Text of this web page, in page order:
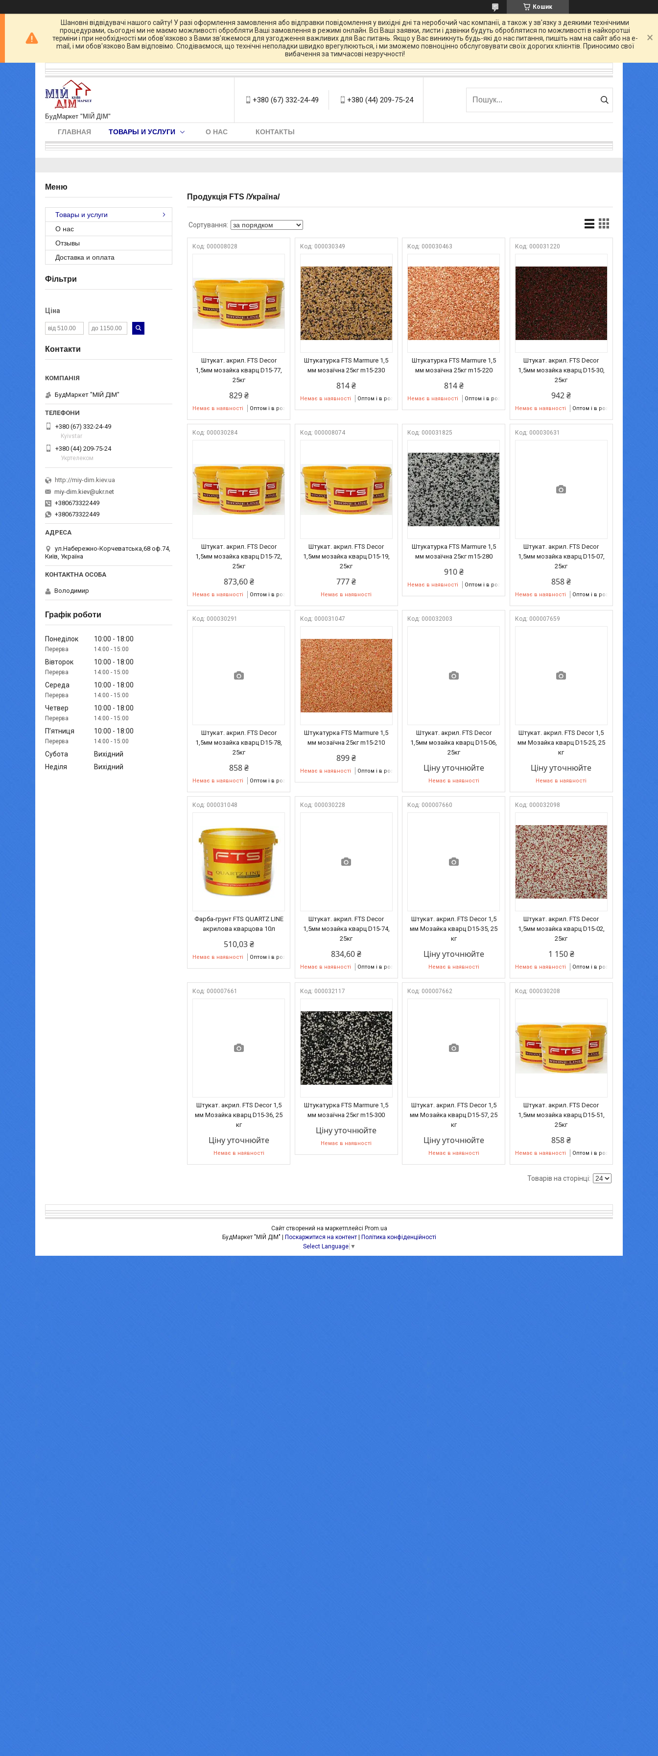
Кошик
Шановні відвідувачі нашого сайту! У разі оформлення замовлення або відправки повідомлення у вихідні дні та неробочий час компанії, а також у зв'язку з деякими технічними
процедурами, сьогодні ми не маємо можливості обробляти Ваші замовлення в режимі онлайн. Всі Ваші заявки, листи і дзвінки будуть оброблятися по можливості в найкоротші
терміни і при необхідності ми обов'язково з Вами зв'яжемося для узгодження важливих для Вас питань. Якщо у Вас виникнуть будь-які до нас питання, пишіть нам на сайт або на e-
mail, і ми обов'язково Вам відповімо. Сподіваємося, що технічні неполадки швидко врегулюються, і ми зможемо повноцінно обслуговувати своїх дорогих клієнтів. Приносимо свої
вибачення за тимчасові незручності!
БудМаркет "МІЙ ДІМ"
+380 (67) 332-24-49 +380 (44) 209-75-24
ГЛАВНАЯ ТОВАРЫ И УСЛУГИ О НАС КОНТАКТЫ
Продукція FTS /Україна/
000008028
Штукат. акрил. FTS Decor
1,5мм мозайка кварц D15-77,
25кг
829 ₴
Немає в наявності Оптом і в роздріб
000030349
Штукатурка FTS Marmure 1,5
мм мозаїчна 25кг m15-230
814 ₴
Немає в наявності Оптом і в роздріб
000030463
Штукатурка FTS Marmure 1,5
мм мозаїчна 25кг m15-220
814 ₴
Немає в наявності Оптом і в роздріб
000031220
Штукат. акрил. FTS Decor
1,5мм мозайка кварц D15-30,
25кг
942 ₴
Немає в наявності Оптом і в роздріб
000030284
Штукат. акрил. FTS Decor
1,5мм мозайка кварц D15-72,
25кг
873,60 ₴
Немає в наявності Оптом і в роздріб
000008074
Штукат. акрил. FTS Decor
1,5мм мозайка кварц D15-19,
25кг
777 ₴
Немає в наявності
000031825
Штукатурка FTS Marmure 1,5
мм мозаїчна 25кг m15-280
910 ₴
Немає в наявності Оптом і в роздріб
000030631
Штукат. акрил. FTS Decor
1,5мм мозайка кварц D15-07,
25кг
858 ₴
Немає в наявності Оптом і в роздріб
000030291
Штукат. акрил. FTS Decor
1,5мм мозайка кварц D15-78,
25кг
858 ₴
Немає в наявності Оптом і в роздріб
000031047
Штукатурка FTS Marmure 1,5
мм мозаїчна 25кг m15-210
899 ₴
Немає в наявності Оптом і в роздріб
000032003
Штукат. акрил. FTS Decor
1,5мм мозайка кварц D15-06,
25кг
Ціну уточнюйте
Немає в наявності
000007659
Штукат. акрил. FTS Decor 1,5
мм Мозайка кварц D15-25, 25
кг
Ціну уточнюйте
Немає в наявності
000031048
Фарба-грунт FTS QUARTZ LINE
акрилова кварцова 10л
510,03 ₴
Немає в наявності Оптом і в роздріб
000030228
Штукат. акрил. FTS Decor
1,5мм мозайка кварц D15-74,
25кг
834,60 ₴
Немає в наявності Оптом і в роздріб
000007660
Штукат. акрил. FTS Decor 1,5
мм Мозайка кварц D15-35, 25
кг
Ціну уточнюйте
Немає в наявності
000032098
Штукат. акрил. FTS Decor
1,5мм мозайка кварц D15-02,
25кг
1 150 ₴
Немає в наявності Оптом і в роздріб
000007661
Штукат. акрил. FTS Decor 1,5
мм Мозайка кварц D15-36, 25
кг
Ціну уточнюйте
Немає в наявності
000032117
Штукатурка FTS Marmure 1,5
мм мозаїчна 25кг m15-300
Ціну уточнюйте
Немає в наявності
000007662
Штукат. акрил. FTS Decor 1,5
мм Мозайка кварц D15-57, 25
кг
Ціну уточнюйте
Немає в наявності
000030208
Штукат. акрил. FTS Decor
1,5мм мозайка кварц D15-51,
25кг
858 ₴
Немає в наявності Оптом і в роздріб
Товары и услуги
О нас
Отзывы
Доставка и оплата
Фільтри
Ціна
Контакти
БудМаркет "МІЙ ДІМ"
+380 (67) 332-24-49
Kyivstar
+380 (44) 209-75-24
Укртелеком
http://miy-dim.kiev.ua
miy-dim.kiev@ukr.net
+380673322449
+380673322449
ул.Набережно-Корчеватська,68 оф.74,
Київ, Україна
Володимир
Графік роботи
Понеділок 10:00 18:00
14:00 15:00
Вівторок 10:00 18:00
14:00 15:00
Середа 10:00 18:00
14:00 15:00
Четвер 10:00 18:00
14:00 15:00
Пʼятниця 10:00 18:00
14:00 15:00
Субота
Вихідний
Неділя
Вихідний
Сайт створений на маркетплейсі Prom.ua
Поскаржитися на контент
Політика конфіденційності
Select Language ▼